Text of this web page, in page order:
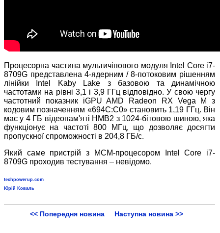
Процесорна частина мультичіпового модуля Intel Core i7-
8709G представлена 4-ядерним / 8-потоковим рішенням
лінійки Intel Kaby Lake з базовою та динамічною
частотами на рівні 3,1 і 3,9 ГГц відповідно. У свою чергу
частотний показник iGPU AMD Radeon RX Vega M з
кодовим позначенням «694C:C0» становить 1,19 ГГц. Він
має у 4 ГБ відеопам'яті HMB2 з 1024-бітовою шиною, яка
функціонує на частоті 800 МГц, що дозволяє досягти
пропускної спроможності в 204,8 ГБ/с.
Який саме пристрій з MCM-процесором Intel Core i7-
8709G проходив тестування – невідомо.
techpowerup.com
Юрій Коваль
<< Попередня новина Наступна новина >>